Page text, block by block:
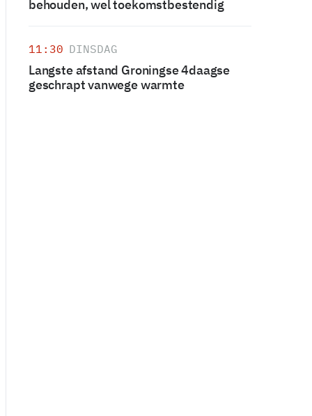
behouden, wel toekomstbestendig
11:30 DINSDAG
Langste afstand Groningse 4daagse
geschrapt vanwege warmte